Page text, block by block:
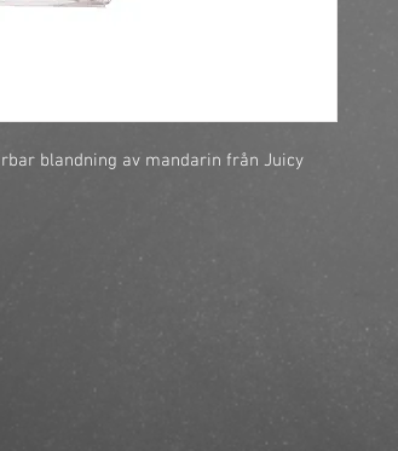
blandning av mandarin från Juicy